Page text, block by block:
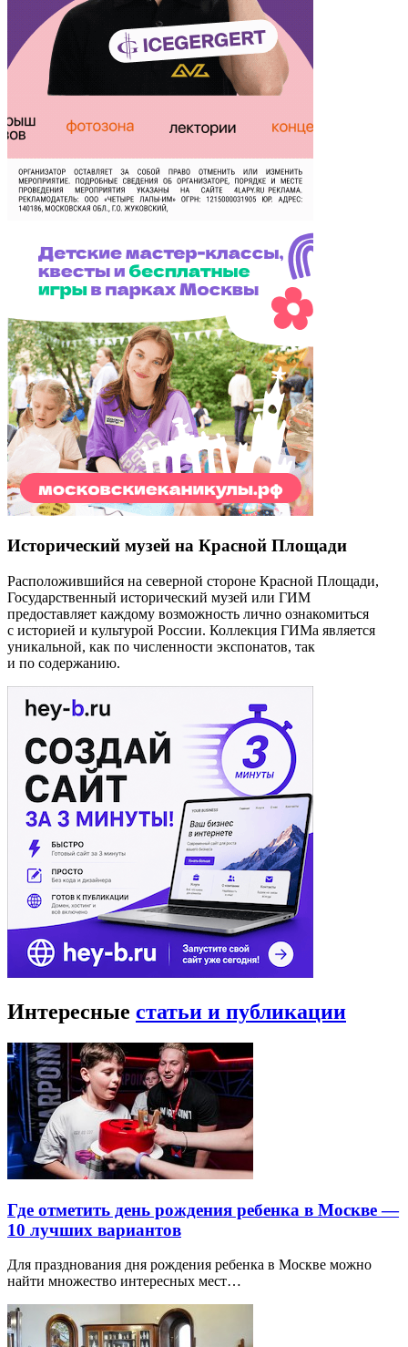
Исторический музей на Красной Площади
Расположившийся на северной стороне Красной Площади,
Государственный исторический музей или ГИМ
предоставляет каждому возможность лично ознакомиться
с историей и культурой России. Коллекция ГИМа является
уникальной, как по численности экспонатов, так
и по содержанию.
Интересные статьи и публикации
Где отметить день рождения ребенка в Москве —
10 лучших вариантов
Для празднования дня рождения ребенка в Москве можно
найти множество интересных мест…